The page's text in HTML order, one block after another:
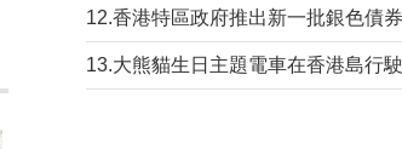
13.大熊貓生日主題電車在香港島行駛